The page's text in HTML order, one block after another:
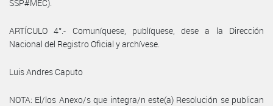
SSP#MEC).
ARTÍCULO 4°.- Comuníquese, publíquese, dese a la Dirección
Nacional del Registro Oficial y archívese.
Luis Andres Caputo
NOTA: El/los Anexo/s que integra/n este(a) Resolución se publican